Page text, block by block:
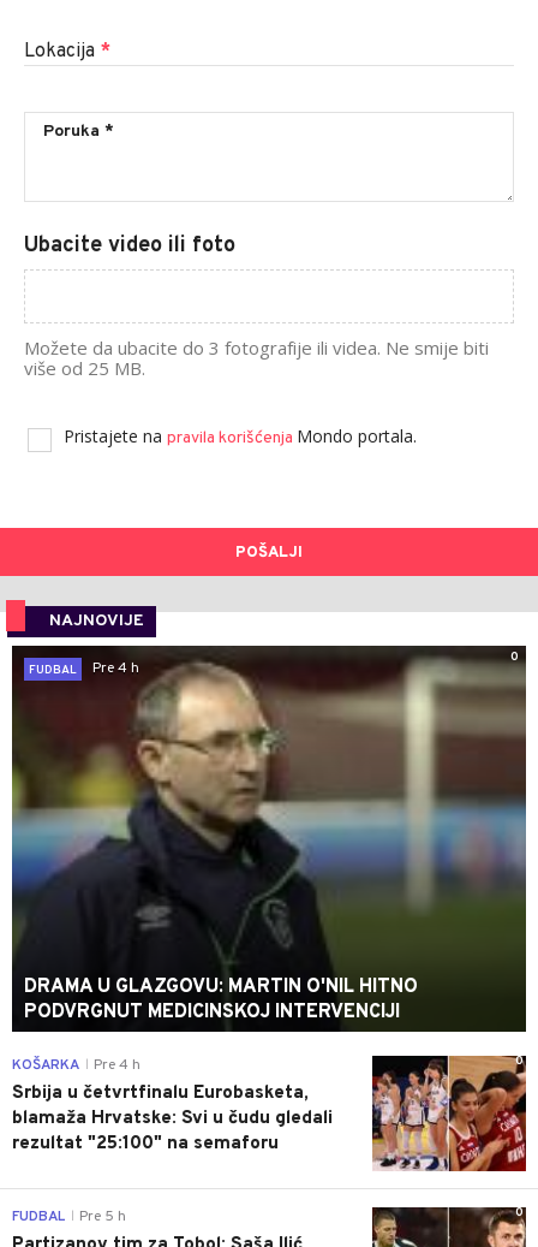
Lokacija *
Ubacite video ili foto
Možete da ubacite do 3 fotografije ili videa. Ne smije biti
više od 25 MB.
Pristajete na pravila korišćenja Mondo portala.
POŠALJI
NAJNOVIJE
0
FUDBAL
Pre 4 h
DRAMA U GLAZGOVU: MARTIN O'NIL HITNO
PODVRGNUT MEDICINSKOJ INTERVENCIJI
0
KOŠARKA Pre 4 h
Srbija u četvrtfinalu Eurobasketa,
blamaža Hrvatske: Svi u čudu gledali
rezultat "25:100" na semaforu
0
FUDBAL Pre 5 h